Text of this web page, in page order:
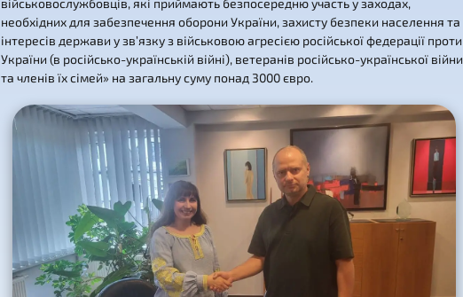
військовослужбовців, які приймають безпосередню участь у заходах,
необхідних для забезпечення оборони України, захисту безпеки населення та
інтересів держави у зв’язку з військовою агресією російської федерації проти
України (в російсько-українській війні), ветеранів російсько-української війни
та членів їх сімей» на загальну суму понад 3000 євро.